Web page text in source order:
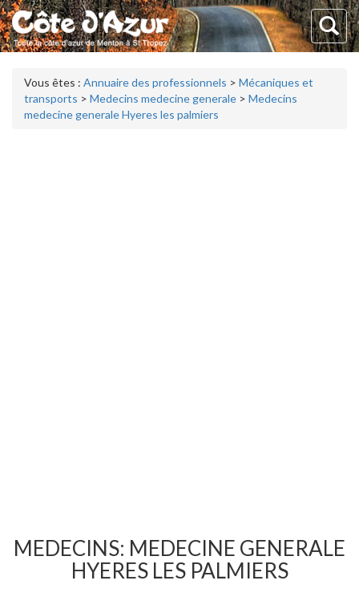
Vous êtes : Annuaire des professionnels > Mécaniques et
transports > Medecins medecine generale > Medecins
medecine generale Hyeres les palmiers
MEDECINS: MEDECINE GENERALE
HYERES LES PALMIERS